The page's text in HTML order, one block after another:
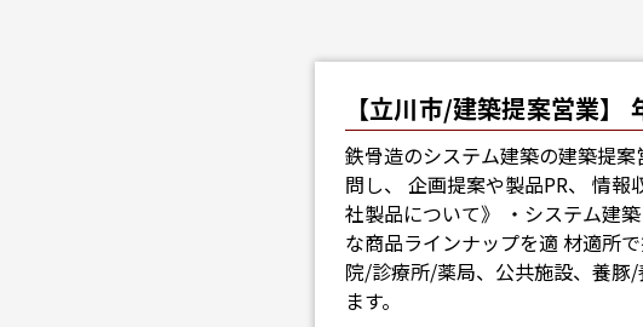
【立川市/建築提案営業
鉄骨造のシステム建築の建築提
問し、 企画提案や製品PR、 情
社製品について》 ・システム建
な商品ラインナップを適 材適所
院/診療所/薬局、公共施設、養豚
ます。